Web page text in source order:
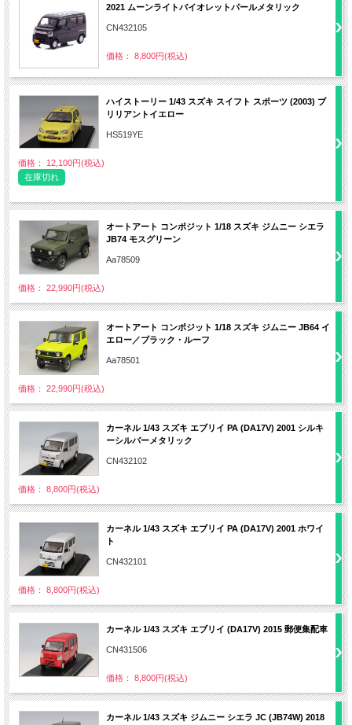
2021 ムーンライトバイオレットパールメタリック
CN432105
価格： 8,800円(税込)
ハイストーリー 1/43 スズキ スイフト スポーツ (2003) ブ
リリアントイエロー
HS519YE
価格： 12,100円(税込)
在庫切れ
オートアート コンポジット 1/18 スズキ ジムニー シエラ
JB74 モスグリーン
Aa78509
価格： 22,990円(税込)
オートアート コンポジット 1/18 スズキ ジムニー JB64 イ
エロー／ブラック・ルーフ
Aa78501
価格： 22,990円(税込)
カーネル 1/43 スズキ エブリイ PA (DA17V) 2001 シルキ
ーシルバーメタリック
CN432102
価格： 8,800円(税込)
カーネル 1/43 スズキ エブリイ PA (DA17V) 2001 ホワイ
ト
CN432101
価格： 8,800円(税込)
カーネル 1/43 スズキ エブリイ (DA17V) 2015 郵便集配車
CN431506
価格： 8,800円(税込)
カーネル 1/43 スズキ ジムニー シエラ JC (JB74W) 2018